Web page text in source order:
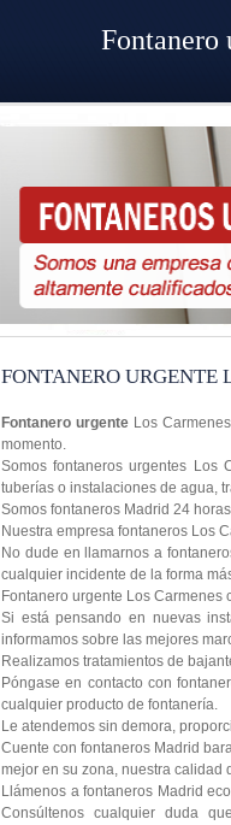
FONTANERO URGENTE
Fontanero urgente Los
momento.
Somos fontaneros urgentes Los
tuberías o instalaciones de agua,
Somos fontaneros Madrid 24
Nuestra empresa fontaneros Los
No dude en llamarnos a
cualquier incidente de la forma
Fontanero urgente Los
Si está pensando en nuevas
informamos sobre las mejores
Realizamos tratamientos de
Póngase en contacto con
cualquier producto de fontanería.
Le atendemos sin demora,
Cuente con fontaneros Madrid
mejor en su zona, nuestra calidad
Llámenos a fontaneros Madrid
Consúltenos cualquier duda
Fontanero